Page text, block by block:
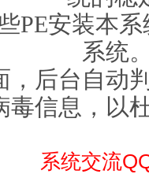
PE安装本
系统
，后台自动
毒信息，以
系统交流